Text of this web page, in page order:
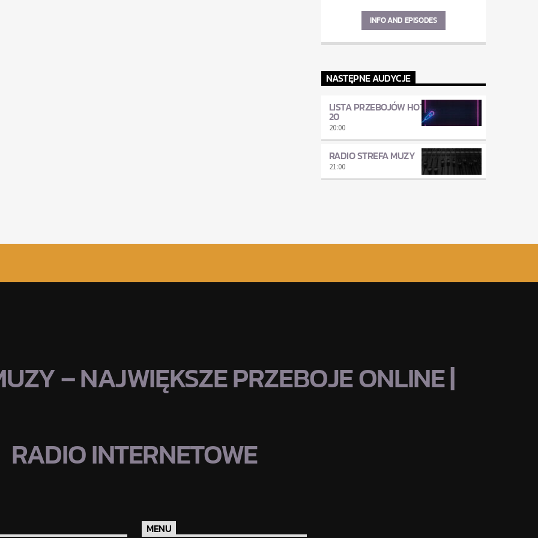
INFO AND EPISODES
NASTĘPNE AUDYCJE
LISTA PRZEBOJÓW HOT
20
20:00
RADIO STREFA MUZY
21:00
– NAJWIĘKSZE PRZEBOJE ONLINE |
RADIO INTERNETOWE
MENU